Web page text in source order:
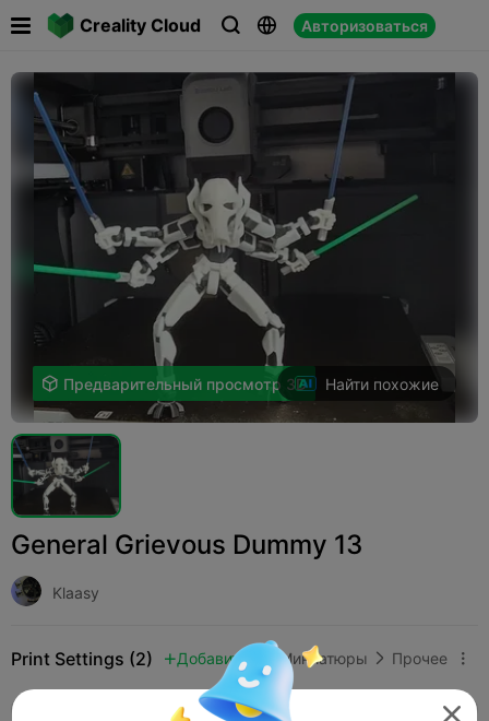
Creality Cloud   Авторизоваться
 
 Предварительный просмотр 3D Найти похожие
General Grievous Dummy 13
Klaasy
Print Settings (2)  Добавить Миниатюры  Прочее 
K2 Pro 